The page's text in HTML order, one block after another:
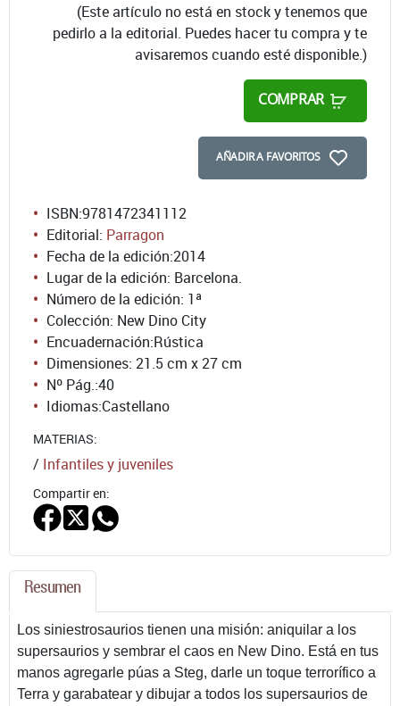
(Este artículo no está en stock y tenemos que
pedirlo a la editorial. Puedes hacer tu compra y te
avisaremos cuando esté disponible.)
COMPRAR
AÑADIR A FAVORITOS
ISBN:9781472341112
Editorial: Parragon
Fecha de la edición:2014
Lugar de la edición: Barcelona.
Número de la edición: 1ª
Colección: New Dino City
Encuadernación:Rústica
Dimensiones: 21.5 cm x 27 cm
Nº Pág.:40
Idiomas:Castellano
MATERIAS:
/ Infantiles y juveniles
Compartir en:
Resumen
Los siniestrosaurios tienen una misión: aniquilar a los
supersaurios y sembrar el caos en New Dino. Está en tus
manos agregarle púas a Steg, darle un toque terrorífico a
Terra y garabatear y dibujar a todos los supersaurios de